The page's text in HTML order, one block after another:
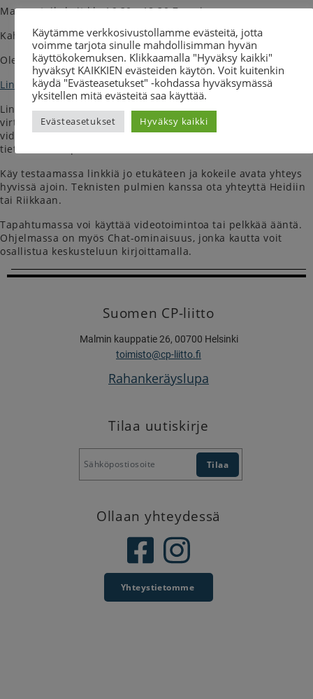
Maanantaikahvit klo 16:30 - 18:30 Zoomissa.
Kahvila on maksuton, eikä siihen tarvitse erikseen
Olet lämpimästi tervetullut mukaan!!
Linkki keskusteluun
Linkkiä klikkaamalla pääset liittymään mukaan
virtuaalikahvilaan. Tapahtuma toteutetaan Zoom -
videosovelluksen kautta. Zoomia on helppo käyttää
tietokoneella, puhelimella tai tabletilla.
Käy testaamassa linkkiä jo etukäteen ja kokeile avata yhteys
hyvissä ajoin. Teknisten pulmien kanssa ota yhteyttä Heidiin
tai Riikkaan.
Tapahtumassa voi käyttää videotoimintoa tai pelkkää ääntä.
Ohjelmassa on myös Chat-ominaisuus, jonka kautta voit
osallistua keskusteluun kirjoittamalla.
Suomen CP-liitto
Malmin kauppatie 26, 00700 Helsinki
toimisto@cp-liitto.fi
Rahankeräyslupa
Tilaa uutiskirje
Ollaan yhteydessä
Yhteystietomme
Käytämme verkkosivustollamme evästeitä, jotta
voimme tarjota sinulle mahdollisimman hyvän
käyttökokemuksen. Klikkaamalla "Hyväksy kaikki"
hyväksyt KAIKKIEN evästeiden käytön. Voit kuitenkin
käydä "Evästeasetukset" -kohdassa hyväksymässä
yksitellen mitä evästeitä saa käyttää.
Evästeasetukset Hyväksy kaikki